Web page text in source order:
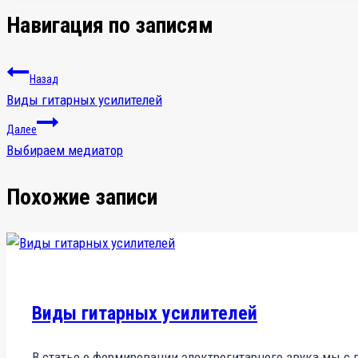
Навигация по записям
Назад
Виды гитарных усилителей
Далее
Выбираем медиатор
Похожие записи
Виды гитарных усилителей